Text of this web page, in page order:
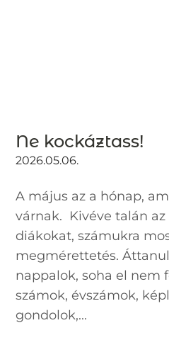
Ne kockáztass!
2026.05.06.
A május az a hónap,
várnak. Kivéve talán
diákokat, számukra
megmérettetés.
nappalok, soha el nem
számok, évszámok,
gondolok,...